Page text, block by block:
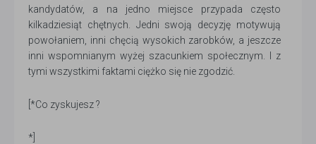
kandydatów, a na jedno miejsce przypada często
kilkadziesiąt chętnych. Jedni swoją decyzję motywują
powołaniem, inni chęcią wysokich zarobków, a jeszcze
inni wspomnianym wyżej szacunkiem społecznym. I z
tymi wszystkimi faktami ciężko się nie zgodzić.
[*Co zyskujesz ?
*]